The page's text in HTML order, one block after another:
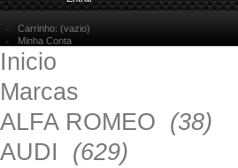
Carrinho: (vazio)
Minha Conta
Inicio
Marcas
ALFA ROMEO (38)
AUDI (629)